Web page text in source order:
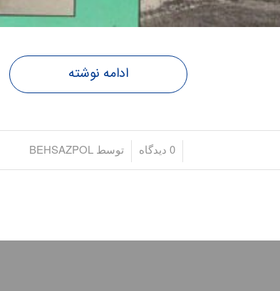
ادامه نوشته
0 دیدگاه/ توسطBEHSAZPOL